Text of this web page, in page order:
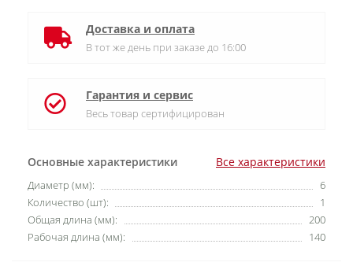
Основные характеристики Все характеристики
Диаметр (мм):
6
Количество (шт):
1
Общая длина (мм):
200
Рабочая длина (мм):
140
Доставка и оплата
В тот же день при заказе до 16:00
Гарантия и сервис
Весь товар сертифицирован